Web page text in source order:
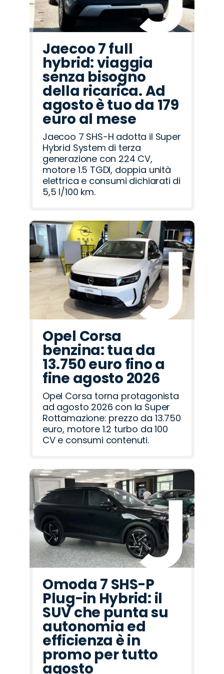
Jaecoo 7 full
hybrid: viaggia
senza bisogno
della ricarica. Ad
agosto è tuo da 179
euro al mese
Jaecoo 7 SHS-H adotta il Super
Hybrid System di terza
generazione con 224 CV,
motore 1.5 TGDI, doppia unità
elettrica e consumi dichiarati di
5,5 l/100 km.
Opel Corsa
benzina: tua da
13.750 euro fino a
fine agosto 2026
Opel Corsa torna protagonista
ad agosto 2026 con la Super
Rottamazione: prezzo da 13.750
euro, motore 1.2 turbo da 100
CV e consumi contenuti.
Omoda 7 SHS-P
Plug-in Hybrid: il
SUV che punta su
autonomia ed
efficienza è in
promo per tutto
agosto